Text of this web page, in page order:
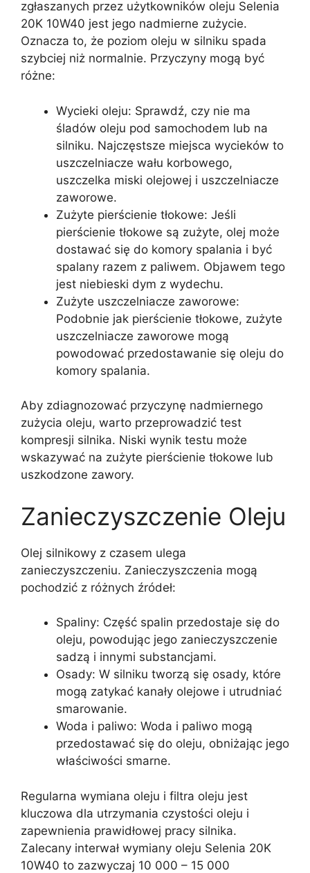
zgłaszanych przez użytkowników oleju Selenia
20K 10W40 jest jego nadmierne zużycie.
Oznacza to, że poziom oleju w silniku spada
szybciej niż normalnie. Przyczyny mogą być
różne:
Wycieki oleju: Sprawdź, czy nie ma
śladów oleju pod samochodem lub na
silniku. Najczęstsze miejsca wycieków to
uszczelniacze wału korbowego,
uszczelka miski olejowej i uszczelniacze
zaworowe.
Zużyte pierścienie tłokowe: Jeśli
pierścienie tłokowe są zużyte, olej może
dostawać się do komory spalania i być
spalany razem z paliwem. Objawem tego
jest niebieski dym z wydechu.
Zużyte uszczelniacze zaworowe:
Podobnie jak pierścienie tłokowe, zużyte
uszczelniacze zaworowe mogą
powodować przedostawanie się oleju do
komory spalania.
Aby zdiagnozować przyczynę nadmiernego
zużycia oleju, warto przeprowadzić test
kompresji silnika. Niski wynik testu może
wskazywać na zużyte pierścienie tłokowe lub
uszkodzone zawory.
Zanieczyszczenie Oleju
Olej silnikowy z czasem ulega
zanieczyszczeniu. Zanieczyszczenia mogą
pochodzić z różnych źródeł:
Spaliny: Część spalin przedostaje się do
oleju, powodując jego zanieczyszczenie
sadzą i innymi substancjami.
Osady: W silniku tworzą się osady, które
mogą zatykać kanały olejowe i utrudniać
smarowanie.
Woda i paliwo: Woda i paliwo mogą
przedostawać się do oleju, obniżając jego
właściwości smarne.
Regularna wymiana oleju i filtra oleju jest
kluczowa dla utrzymania czystości oleju i
zapewnienia prawidłowej pracy silnika.
Zalecany interwał wymiany oleju Selenia 20K
10W40 to zazwyczaj 10 000 – 15 000